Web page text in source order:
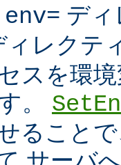
デ
ィレクテ
スを環
。
ること